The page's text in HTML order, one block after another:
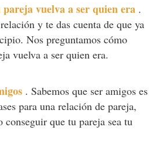
vuelva a ser quien era .
y te das cuenta de que ya
Nos preguntamos cómo
vuelva a ser quien era.
. Sabemos que ser amigos es
para una relación de pareja,
conseguir que tu pareja sea tu